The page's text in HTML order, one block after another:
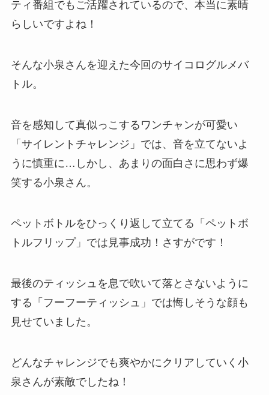
ティ番組でもご活躍されているので、本当に素晴
らしいですよね！
そんな小泉さんを迎えた今回のサイコログルメバ
トル。
音を感知して真似っこするワンチャンが可愛い
「サイレントチャレンジ」では、音を立てないよ
うに慎重に…しかし、あまりの面白さに思わず爆
笑する小泉さん。
ペットボトルをひっくり返して立てる「ペットボ
トルフリップ」では見事成功！さすがです！
最後のティッシュを息で吹いて落とさないように
する「フーフーティッシュ」では悔しそうな顔も
見せていました。
どんなチャレンジでも爽やかにクリアしていく小
泉さんが素敵でしたね！